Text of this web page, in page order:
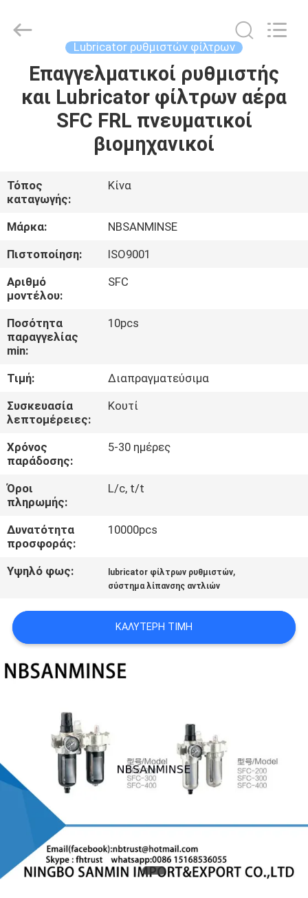
ΣΠΊΤΙ
ΠΡΟΪΌΝΤΑ
ΕΜΕΊΣ
ΓΎΡΟΣ
ΕΡΓΟΣΤΑΣΊΩΝ
ΠΟΙΟΤΙΚΌΣ
ΈΛΕΓΧΟΣ
ΕΛΆΤΕ
ΣΕ
ΕΠΑΦΉ
ΜΕ
ΕΙΔΉΣΕΙΣ
ΖΗΤΉΣΤΕ
ΈΝΑ
ΑΠΌΣΠΑΣΜΑ
SITEMAP
ΠΟΛΙΤΙΚΉ
Export
Lubricator ρυθμιστών φίλτρων
Επαγγελματικοί ρυθμιστής
και Lubricator φίλτρων αέρα
SFC FRL πνευματικοί
βιομηχανικοί
Τόπος
καταγωγής:
Κίνα
Μάρκα:
NBSANMINSE
Πιστοποίηση:
ISO9001
Αριθμό
μοντέλου:
SFC
Ποσότητα
παραγγελίας
min:
10pcs
Τιμή:
Διαπραγματεύσιμα
Συσκευασία
λεπτομέρειες:
Κουτί
Χρόνος
παράδοσης:
5-30 ημέρες
Όροι
πληρωμής:
L/c, t/t
Δυνατότητα
προσφοράς:
10000pcs
Υψηλό φως: lubricator φίλτρων ρυθμιστών,
σύστημα λίπανσης αντλιών
ΚΑΛΎΤΕΡΗ ΤΙΜΉ